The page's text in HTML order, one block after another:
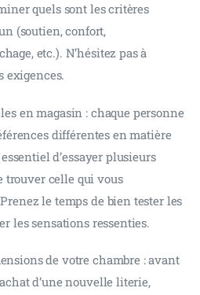
quels sont les critères
(soutien, confort,
etc.). N’hésitez pas à
exigences.
en magasin : chaque personne
différentes en matière
d’essayer plusieurs
trouver celle qui vous
le temps de bien tester les
les sensations ressenties.
de votre chambre : avant
d’une nouvelle literie,